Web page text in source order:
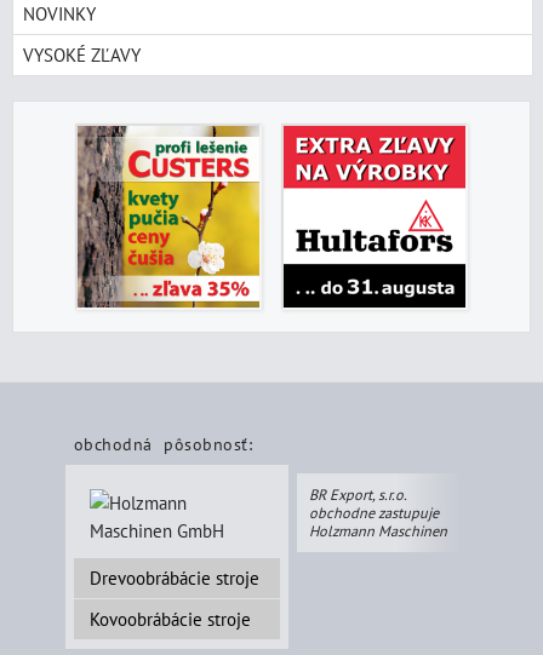
NOVINKY
VYSOKÉ ZĽAVY
obchodná pôsobnosť:
Drevoobrábácie stroje
Kovoobrábácie stroje
BR Export, s.r.o.
obchodne zastupuje
Holzmann Maschinen